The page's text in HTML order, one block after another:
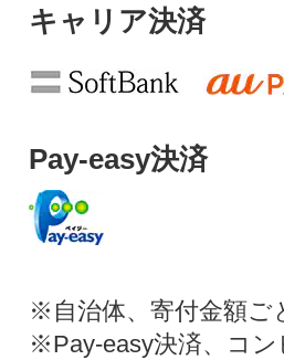
キャリア決済
Pay-easy決済
※自治体、寄付金額ご
※Pay-easy決済、コ